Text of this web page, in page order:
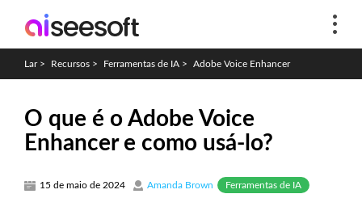
Lar > Recursos > Ferramentas de IA > Adobe Voice Enhancer
O que é o Adobe Voice
Enhancer e como usá-lo?
15 de maio de 2024 Amanda Brown Ferramentas de IA